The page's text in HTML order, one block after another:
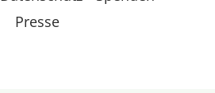
Presse